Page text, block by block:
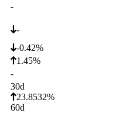
-
-
-0.42%
1.45%
-
30d
23.8532%
60d